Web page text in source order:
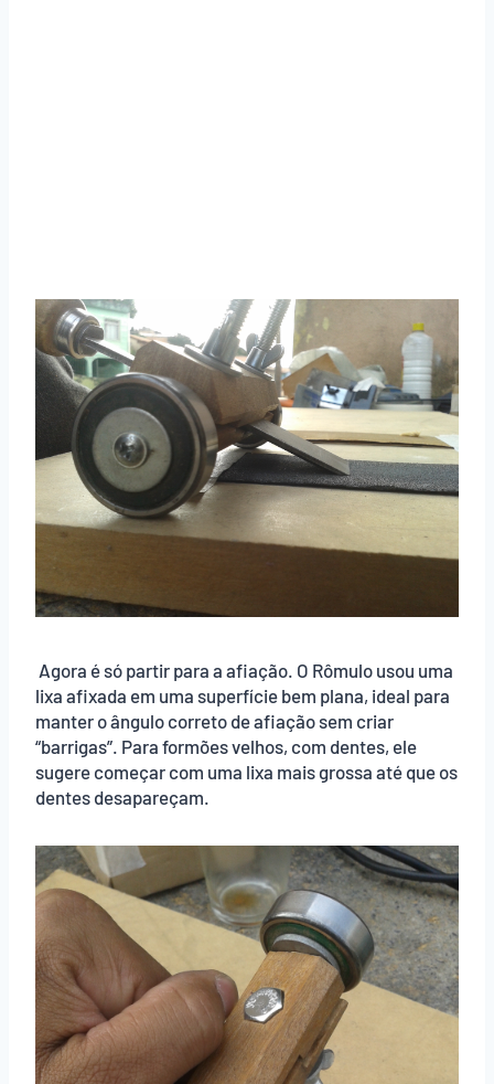
Agora é só partir para a afiação. O Rômulo usou uma
lixa afixada em uma superfície bem plana, ideal para
manter o ângulo correto de afiação sem criar
“barrigas”. Para formões velhos, com dentes, ele
sugere começar com uma lixa mais grossa até que os
dentes desapareçam.